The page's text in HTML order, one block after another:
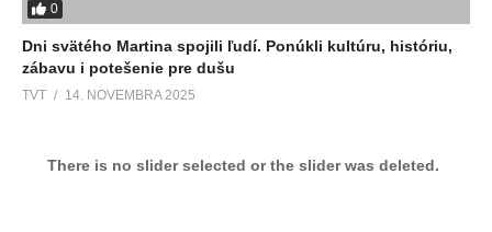
0
Dni svätého Martina spojili ľudí. Ponúkli kultúru, históriu,
zábavu i potešenie pre dušu
TVT 14. NOVEMBRA 2025
There is no slider selected or the slider was deleted.